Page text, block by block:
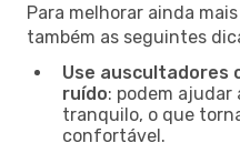
Para melhorar ainda
também as seguintes
Use auscultadores
ruído: podem ajudar
tranquilo, o que
confortável.